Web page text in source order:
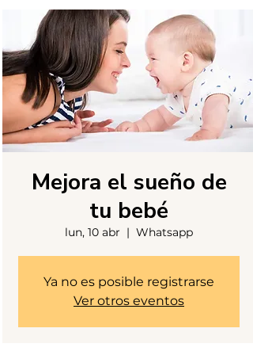
Mejora el sueño de
tu bebé
lun, 10 abr
  |
Whatsapp
Ya no es posible registrarse
Ver otros eventos